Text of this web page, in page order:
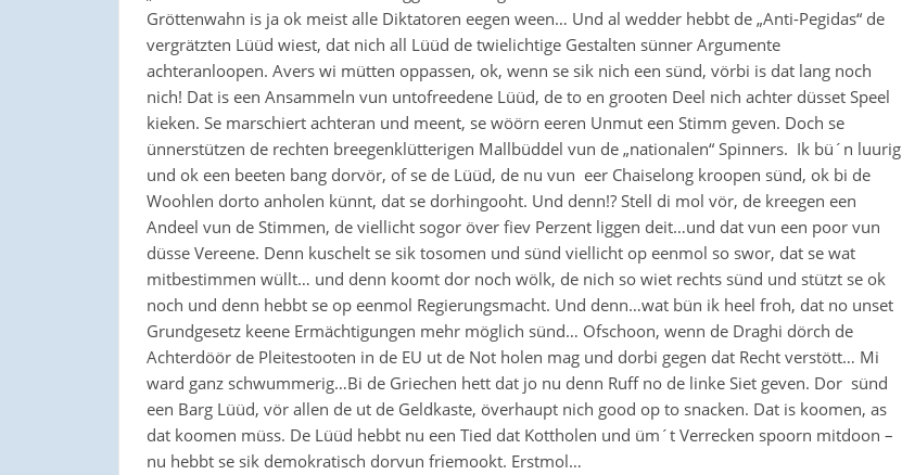
Gröttenwahn is ja ok meist alle Diktatoren eegen ween… Und al wedder hebbt de „Anti-Pegidas“ de
vergrätzten Lüüd wiest, dat nich all Lüüd de twielichtige Gestalten sünner Argumente
achteranloopen. Avers wi mütten oppassen, ok, wenn se sik nich een sünd, vörbi is dat lang noch
nich! Dat is een Ansammeln vun untofreedene Lüüd, de to en grooten Deel nich achter düsset Speel
kieken. Se marschiert achteran und meent, se wöörn eeren Unmut een Stimm geven. Doch se
ünnerstützen de rechten breegenklütterigen Mallbüddel vun de „nationalen“ Spinners. Ik bü´n luurig
und ok een beeten bang dorvör, of se de Lüüd, de nu vun eer Chaiselong kroopen sünd, ok bi de
Woohlen dorto anholen künnt, dat se dorhingooht. Und denn!? Stell di mol vör, de kreegen een
Andeel vun de Stimmen, de viellicht sogor över fiev Perzent liggen deit…und dat vun een poor vun
düsse Vereene. Denn kuschelt se sik tosomen und sünd viellicht op eenmol so swor, dat se wat
mitbestimmen wüllt… und denn koomt dor noch wölk, de nich so wiet rechts sünd und stützt se ok
noch und denn hebbt se op eenmol Regierungsmacht. Und denn…wat bün ik heel froh, dat no unset
Grundgesetz keene Ermächtigungen mehr möglich sünd… Ofschoon, wenn de Draghi dörch de
Achterdöör de Pleitestooten in de EU ut de Not holen mag und dorbi gegen dat Recht verstött… Mi
ward ganz schwummerig…Bi de Griechen hett dat jo nu denn Ruff no de linke Siet geven. Dor sünd
een Barg Lüüd, vör allen de ut de Geldkaste, överhaupt nich good op to snacken. Dat is koomen, as
dat koomen müss. De Lüüd hebbt nu een Tied dat Kottholen und üm´t Verrecken spoorn mitdoon –
nu hebbt se sik demokratisch dorvun friemookt. Erstmol…